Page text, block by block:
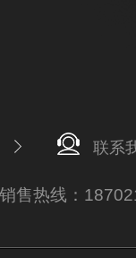
联系
售热线：